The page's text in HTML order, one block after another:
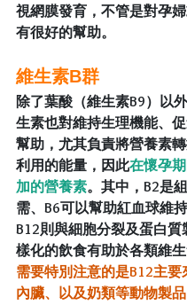
視網膜發育，不管是對孕
有很好的幫助。
維生素B群
除了葉酸（維生素B9）以
生素也對維持生理機能、
幫助，尤其負責將營養素
利用的能量，因此在懷孕
加的營養素。其中，B2是
需、B6可以幫助紅血球維持
B12則與細胞分裂及蛋白質
樣化的飲食有助於各類維生
需要特別注意的是B12主要
內臟、以及奶類等動物製